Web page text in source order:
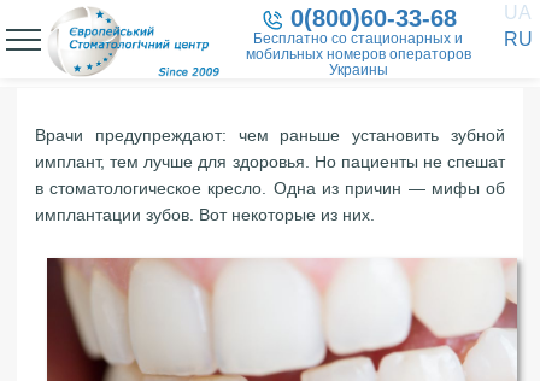
0(800)60-33-68
Бесплатно со стационарных и
мобильных номеров операторов
Украины
UA
RU
Врачи предупреждают: чем раньше установить зубной
имплант, тем лучше для здоровья. Но пациенты не спешат
в стоматологическое кресло. Одна из причин — мифы об
имплантации зубов. Вот некоторые из них.